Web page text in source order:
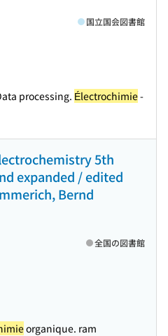
国立国会図書館
processing. Électrochimie-
5th
expanded / edited
Bernd
全国の図書館
organique. ram